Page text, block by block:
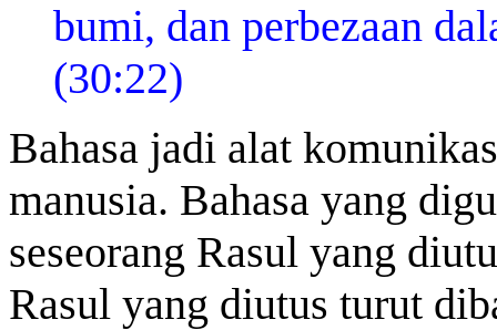
bumi, dan perbezaan
(30:22)
Bahasa jadi alat
manusia. Bahasa yang
seseorang Rasul yang
Rasul yang diutus turut